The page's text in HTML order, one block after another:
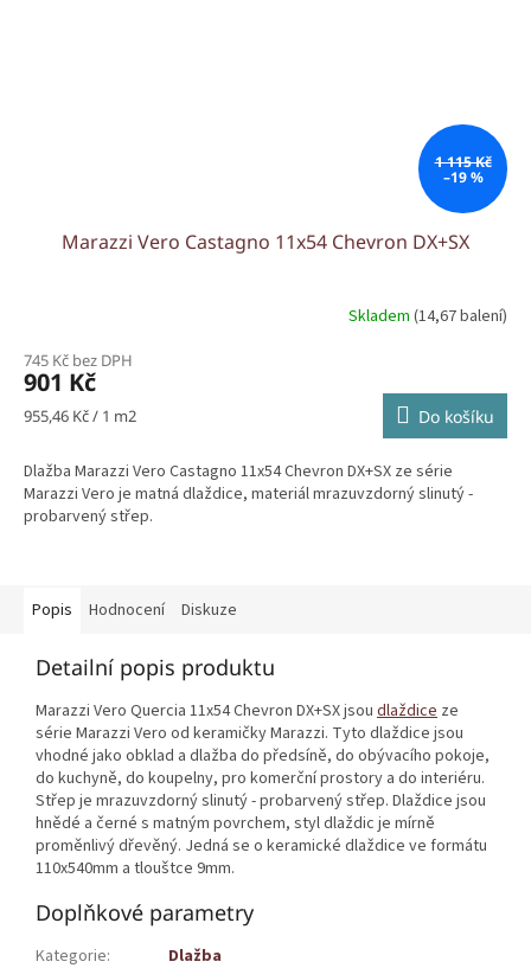
1 115 Kč
–19 %
Marazzi Vero Castagno 11x54 Chevron DX+SX
Skladem (14,67 balení)
745 Kč bez DPH
901 Kč
Měrná
955,46 Kč / 1 m2 Do košíku
Dlažba Marazzi Vero Castagno 11x54 Chevron DX+SX ze série
Marazzi Vero je matná dlaždice, materiál mrazuvzdorný slinutý -
probarvený střep.
Popis Hodnocení Diskuze
Detailní popis produktu
Marazzi Vero Quercia 11x54 Chevron DX+SX jsou dlaždice ze
série Marazzi Vero od keramičky Marazzi. Tyto dlaždice jsou
vhodné jako obklad a dlažba do předsíně, do obývacího pokoje,
do kuchyně, do koupelny, pro komerční prostory a do interiéru.
Střep je mrazuvzdorný slinutý - probarvený střep. Dlaždice jsou
hnědé a černé s matným povrchem, styl dlaždic je mírně
proměnlivý dřevěný. Jedná se o keramické dlaždice ve formátu
110x540mm a tlouštce 9mm.
Doplňkové parametry
Kategorie: Dlažba